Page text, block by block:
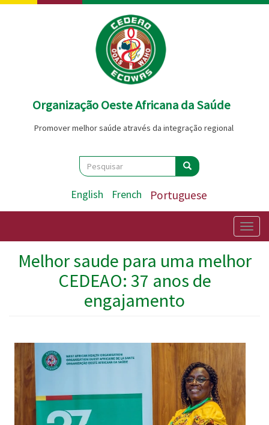
Passar
Organização Oeste Africana da Saúde
Promover melhor saúde através da integração regional
Search
Pesquisar Pesquisar
English French Portuguese
Melhor saude para uma melhor
CEDEAO: 37 anos de
engajamento